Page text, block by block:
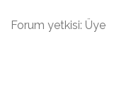
Forum yetkisi: Üye